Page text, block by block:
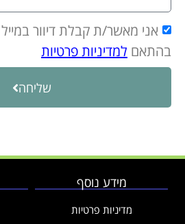
אני מאשר/ת קבלת דיוור
בהתאם למדיניות פרטיות
שליחה
מידע נוסף
מדיניות פרטיות